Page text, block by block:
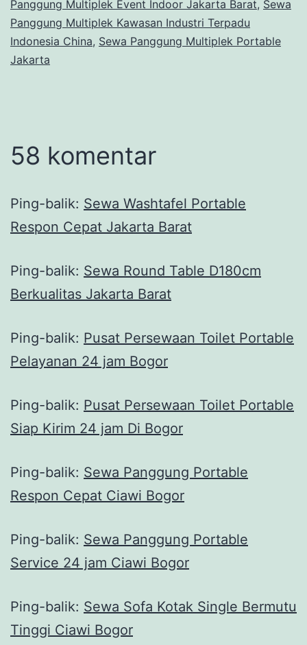
Panggung Multiplek Event Indoor Jakarta Barat, Sewa
Panggung Multiplek Kawasan Industri Terpadu
Indonesia China, Sewa Panggung Multiplek Portable
Jakarta
58 komentar
Ping-balik: Sewa Washtafel Portable
Respon Cepat Jakarta Barat
Ping-balik: Sewa Round Table D180cm
Berkualitas Jakarta Barat
Ping-balik: Pusat Persewaan Toilet Portable
Pelayanan 24 jam Bogor
Ping-balik: Pusat Persewaan Toilet Portable
Siap Kirim 24 jam Di Bogor
Ping-balik: Sewa Panggung Portable
Respon Cepat Ciawi Bogor
Ping-balik: Sewa Panggung Portable
Service 24 jam Ciawi Bogor
Ping-balik: Sewa Sofa Kotak Single Bermutu
Tinggi Ciawi Bogor